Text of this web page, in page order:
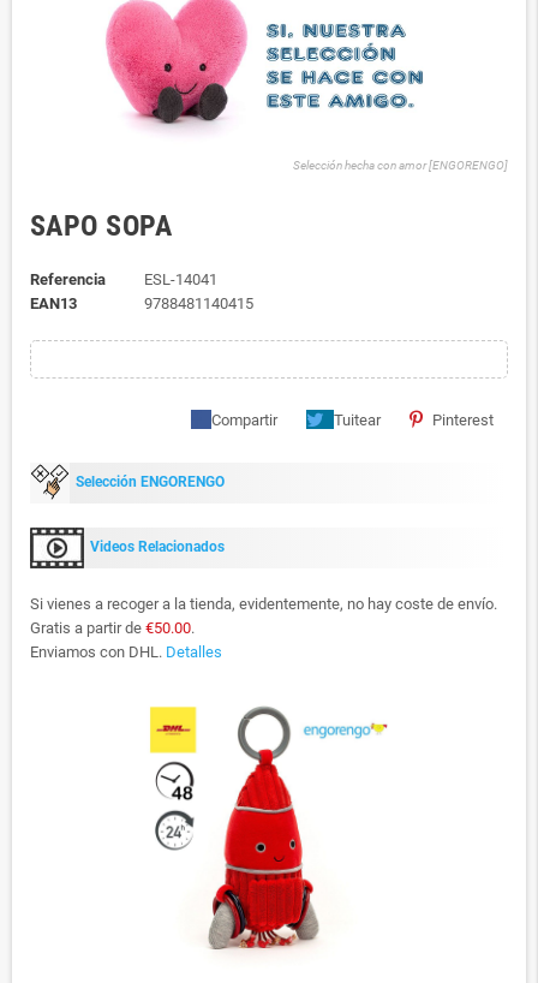
Selección hecha con amor [ENGORENGO]
SAPO SOPA
Referencia
ESL-14041
EAN13
9788481140415
Compartir Tuitear Pinterest
Selección ENGORENGO
Videos Relacionados
Si vienes a recoger a la tienda, evidentemente, no hay coste de envío.
Gratis a partir de €50.00.
Enviamos con DHL. Detalles